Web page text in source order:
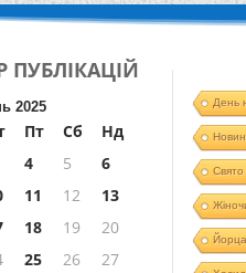
ПУБЛІКАЦІЙ
2025
Пт Сб
Нд
4 5
6
11 12
13
18 19
20
25 26 27
День
Свято